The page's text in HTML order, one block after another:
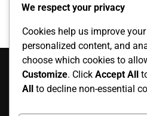
Kategorien
Coaching-Dienstleistungen im
We respect your privacy
Cookies help us improve
personalized content, and
choose which cookies to
Customize. Click Accept All
All to decline non-essential